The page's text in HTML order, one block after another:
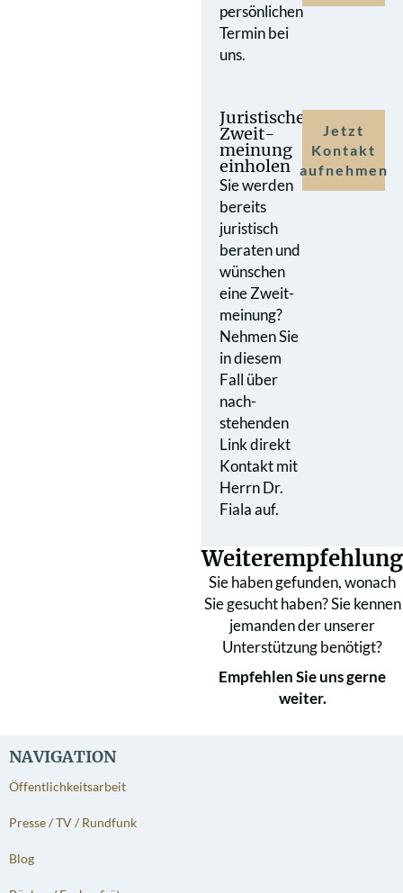
NAVIGATION
Öffentlichkeitsarbeit
Presse / TV / Rundfunk
Blog
persönlichen
Termin bei
uns.
Juristische
Zweit­
meinung
einholen
Sie werden
bereits
juristisch
beraten und
wünschen
eine Zweit­
meinung?
Nehmen Sie
in diesem
Fall über
nach­
stehenden
Link direkt
Kontakt mit
Herrn Dr.
Fiala auf.
Jetzt
Kontakt
aufnehmen
Weiterempfehlung
Sie haben gefunden, wonach
Sie gesucht haben? Sie kennen
jemanden der unserer
Unterstützung benötigt?
Empfehlen Sie uns gerne
weiter.